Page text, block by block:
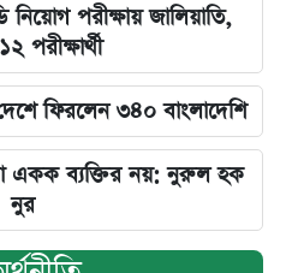
নিয়োগ পরীক্ষায় জালিয়াতি,
পরীক্ষার্থী
ফিরলেন ৩৪০ বাংলাদেশি
একক ব্যক্তির নয়: নুরুল হক
নুর